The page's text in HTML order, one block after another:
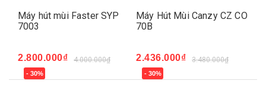
Máy hút mùi Faster SYP
7003
2.800.000₫ 4.000.000₫
- 30%
Máy Hút Mùi Canzy CZ CO
70B
2.436.000₫ 3.480.000₫
- 30%